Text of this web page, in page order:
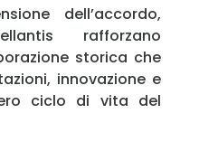
dell’accordo,
rafforzano
storica che
innovazione e
ciclo di vita del